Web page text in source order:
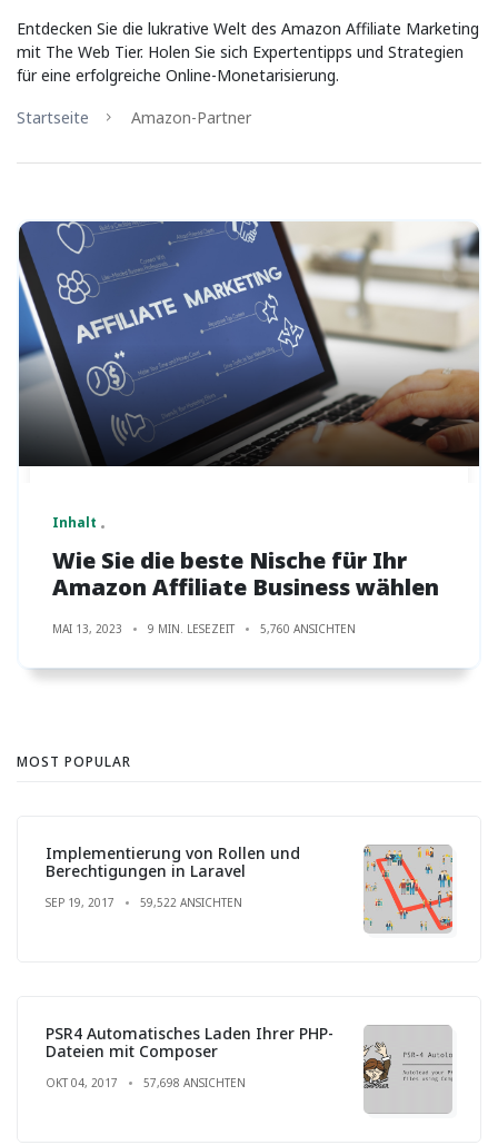
Entdecken Sie die lukrative Welt des Amazon Affiliate Marketing
mit The Web Tier. Holen Sie sich Expertentipps und Strategien
für eine erfolgreiche Online-Monetarisierung.
Startseite
Amazon-Partner
Inhalt
Wie Sie die beste Nische für Ihr
Amazon Affiliate Business wählen
MAI 13, 2023 9 MIN. LESEZEIT 5,760 ANSICHTEN
MOST POPULAR
Implementierung von Rollen und
Berechtigungen in Laravel
SEP 19, 2017 59,522 ANSICHTEN
PSR4 Automatisches Laden Ihrer PHP-
Dateien mit Composer
OKT 04, 2017 57,698 ANSICHTEN